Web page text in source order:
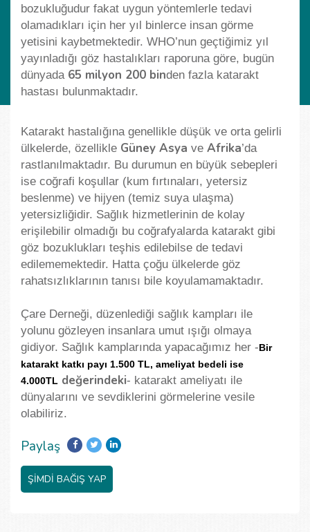
bozukluğudur fakat uygun yöntemlerle tedavi
olamadıkları için her yıl binlerce insan görme
yetisini kaybetmektedir. WHO’nun geçtiğimiz yıl
yayınladığı göz hastalıkları raporuna göre, bugün
dünyada 65 milyon 200 binden fazla katarakt
hastası bulunmaktadır.
Katarakt hastalığına genellikle düşük ve orta gelirli
ülkelerde, özellikle Güney Asya ve Afrika’da
rastlanılmaktadır. Bu durumun en büyük sebepleri
ise coğrafi koşullar (kum fırtınaları, yetersiz
beslenme) ve hijyen (temiz suya ulaşma)
yetersizliğidir. Sağlık hizmetlerinin de kolay
erişilebilir olmadığı bu coğrafyalarda katarakt gibi
göz bozuklukları teşhis edilebilse de tedavi
edilememektedir. Hatta çoğu ülkelerde göz
rahatsızlıklarının tanısı bile koyulamamaktadır.
Çare Derneği, düzenlediği sağlık kampları ile
yolunu gözleyen insanlara umut ışığı olmaya
gidiyor. Sağlık kamplarında yapacağımız her -Bir
katarakt katkı payı 1.500 TL, ameliyat bedeli ise
4.000TL değerindeki- katarakt ameliyatı ile
dünyalarını ve sevdiklerini görmelerine vesile
olabiliriz.
Paylaş
ŞİMDİ BAĞIŞ YAP